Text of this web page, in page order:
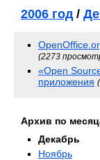
2006 год/
(2273
«Open
приложения
Архив по
Декабрь
Ноябрь